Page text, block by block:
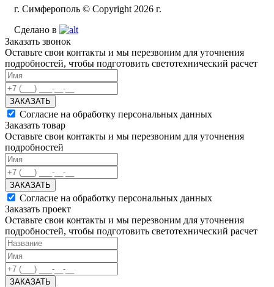
г. Симферополь © Copyright 2026 г.
Сделано в
Заказать звонок
Оставьте свои контакты и мы перезвоним для уточнения
подробностей, чтобы подготовить светотехнический расчет
ЗАКАЗАТЬ
Согласие на обработку персональных данных
Заказать товар
Оставьте свои контакты и мы перезвоним для уточнения
подробностей
ЗАКАЗАТЬ
Согласие на обработку персональных данных
Заказать проект
Оставьте свои контакты и мы перезвоним для уточнения
подробностей, чтобы подготовить светотехнический расчет
ЗАКАЗАТЬ